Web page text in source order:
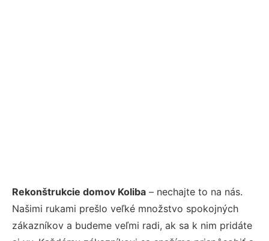
Rekonštrukcie domov Koliba – nechajte to na nás.
Našimi rukami prešlo veľké množstvo spokojných
zákazníkov a budeme veľmi radi, ak sa k nim pridáte